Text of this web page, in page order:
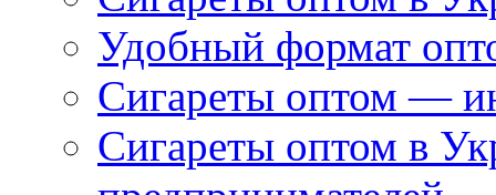
Удобный формат
Сигареты оптом —
Сигареты оптом в